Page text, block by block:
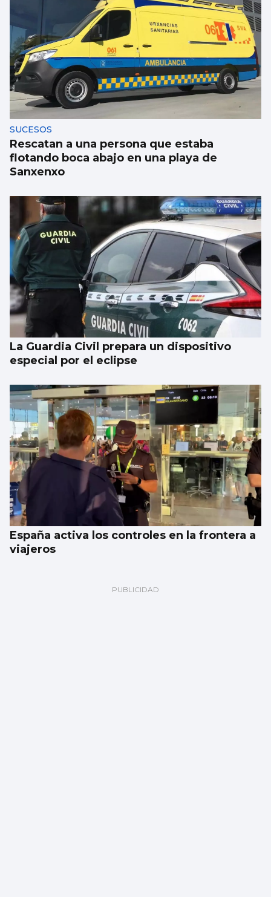
NATACIÓN
Méndez cae noqueado
SUCESOS
Rescatan a una persona que estaba
flotando boca abajo en una playa de
Sanxenxo
La Guardia Civil prepara un dispositivo
especial por el eclipse
España activa los controles en la frontera a
viajeros